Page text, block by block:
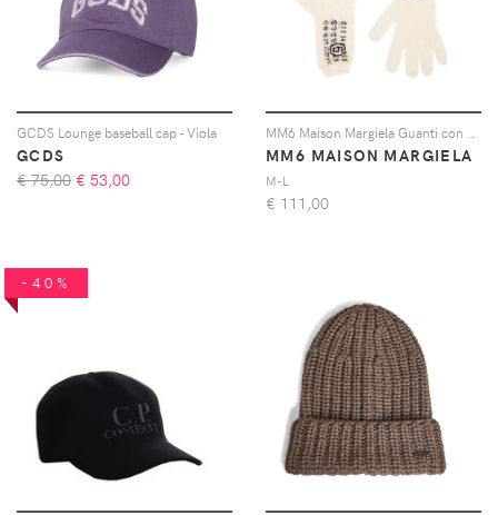
GCDS Lounge baseball cap - Viola
GCDS
€ 75,00 € 53,00
MM6 MAISON MARGIELA
M-L
€ 111,00
-40%